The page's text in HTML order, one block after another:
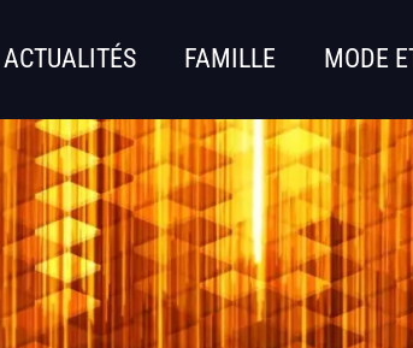
ACTUALITÉS FAMILLE MODE